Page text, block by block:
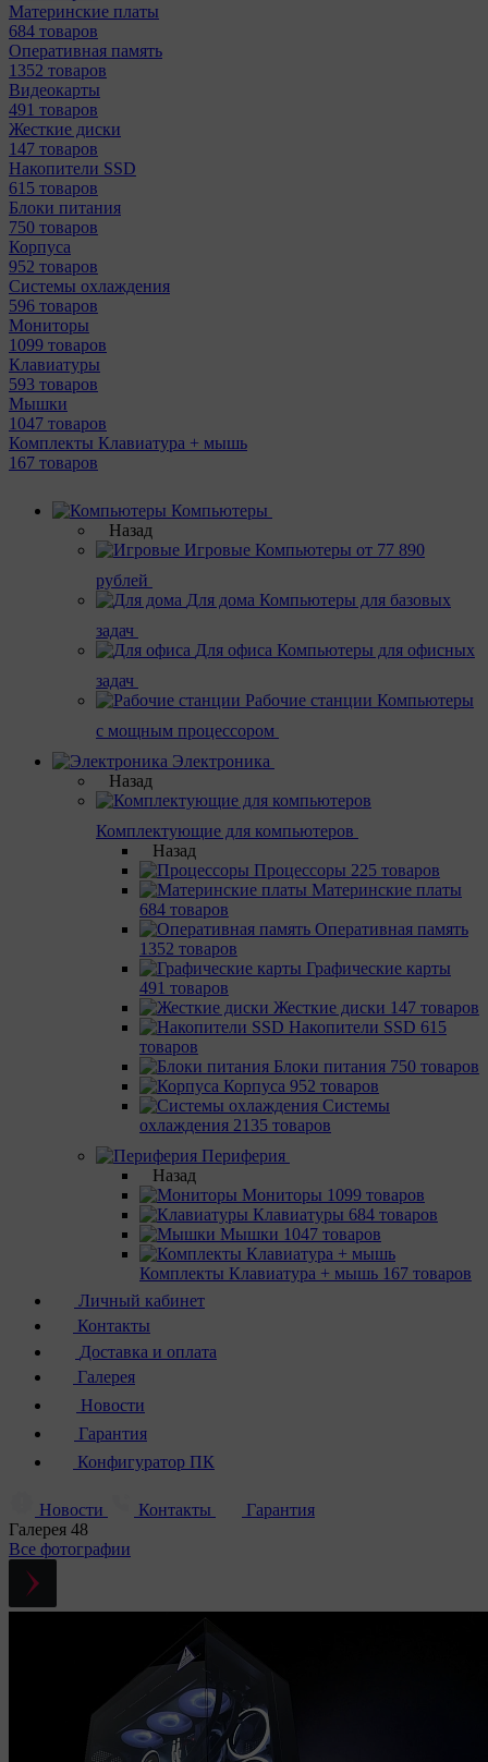
Материнcкие платы
684 товаров
Оперативная память
1352 товаров
Видеокарты
491 товаров
Жесткие диски
147 товаров
Накопители SSD
615 товаров
Блоки питания
750 товаров
Корпуса
952 товаров
Системы охлаждения
596 товаров
Мониторы
1099 товаров
Клавиатуры
593 товаров
Мышки
1047 товаров
Комплекты Клавиатура + мышь
167 товаров
Компьютеры
Назад
Игровые Компьютеры от 77 890
рублей
Для дома Компьютеры для базовых
задач
Для офиса Компьютеры для офисных
задач
Рабочие станции Компьютеры
с мощным процессором
Электроника
Назад
Комплектующие для компьютеров
Назад
Процессоры 225 товаров
Материнcкие платы
684 товаров
Оперативная память
1352 товаров
Графические карты
491 товаров
Жесткие диски 147 товаров
Накопители SSD 615
товаров
Блоки питания 750 товаров
Корпуса 952 товаров
Системы
охлаждения 2135 товаров
Периферия
Назад
Мониторы 1099 товаров
Клавиатуры 684 товаров
Мышки 1047 товаров
Комплекты Клавиатура + мышь 167 товаров
Личный кабинет
Контакты
Доставка и оплата
Галерея
Новости
Гарантия
Конфигуратор ПК
Новости Контакты
Гарантия
Галерея 48
Все фотографии